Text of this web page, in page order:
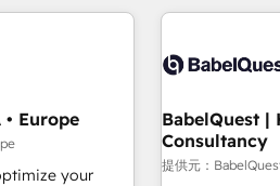
automation,
scale faster and
as an
to
automation,
manufacturers
to grips with
seamless
ecosystem.
• Europe
your
BabelQuest |
Consultancy
提供元：